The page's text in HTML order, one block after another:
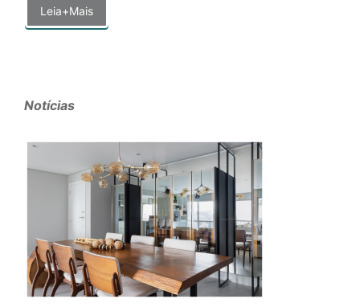
Leia+Mais
Notícias